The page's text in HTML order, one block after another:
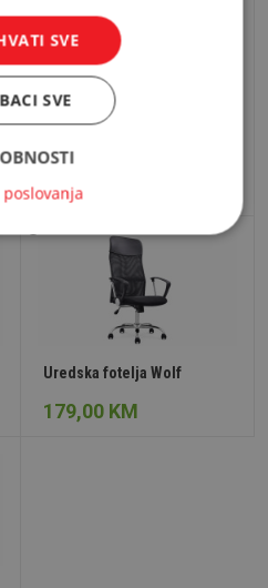
Uredska fotelja Leos
179,00 KM
Uredska fotelja Wolf
179,00 KM
SVE
SVE